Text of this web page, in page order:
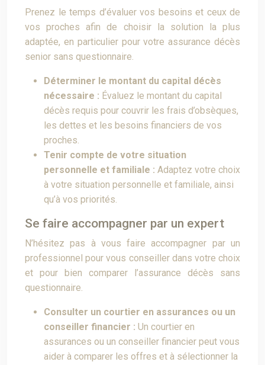
Prenez le temps d’évaluer vos besoins et ceux de
vos proches afin de choisir la solution la plus
adaptée, en particulier pour votre assurance décès
senior sans questionnaire.
Déterminer le montant du capital décès
nécessaire : Évaluez le montant du capital
décès requis pour couvrir les frais d’obsèques,
les dettes et les besoins financiers de vos
proches.
Tenir compte de votre situation
personnelle et familiale : Adaptez votre choix
à votre situation personnelle et familiale, ainsi
qu’à vos priorités.
Se faire accompagner par un expert
N’hésitez pas à vous faire accompagner par un
professionnel pour vous conseiller dans votre choix
et pour bien comparer l’assurance décès sans
questionnaire.
Consulter un courtier en assurances ou un
conseiller financier : Un courtier en
assurances ou un conseiller financier peut vous
aider à comparer les offres et à sélectionner la